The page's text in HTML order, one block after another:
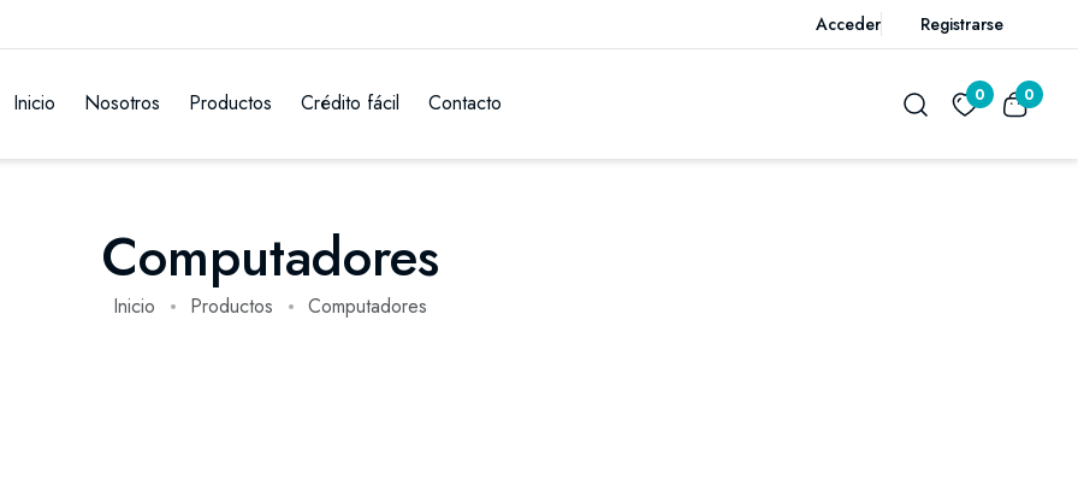
Acceder Registrarse
Inicio Nosotros Productos Crédito fácil Contacto 0 0
Computadores
Inicio Productos Computadores